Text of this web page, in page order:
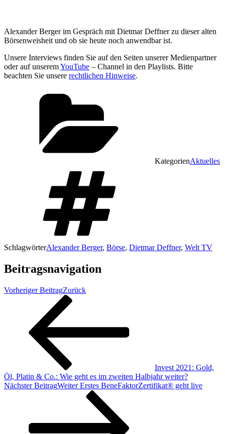
Alexander Berger im Gespräch mit Dietmar Deffner zu dieser alten
Börsenweisheit und ob sie heute noch anwendbar ist.
Unsere Interviews finden Sie auf den Seiten unserer Medienpartner
oder auf unseremYouTube – Channel in den Playlists. Bitte
beachten Sie unsere rechtlichen Hinweise.
KategorienAktuelles
SchlagwörterAlexander Berger, Börse, Dietmar Deffner, Welt TV
Beitragsnavigation
Vorheriger BeitragZurück
Invest 2021: Gold,
Öl, Platin & Co.: Wie geht es im zweiten Halbjahr weiter?
Nächster BeitragWeiter Erstes BeneFaktorZertifikat® geht live